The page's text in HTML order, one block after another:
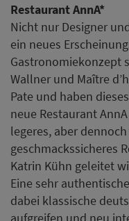
Restaurant AnnA*
Nicht nur Designer
ein neues
Gastronomiekonzept
Wallner und Maître
Pate und haben
neue Restaurant
legeres, aber
geschmackssicheres
Katrin Kühn geleitet
Eine sehr
dabei klassische